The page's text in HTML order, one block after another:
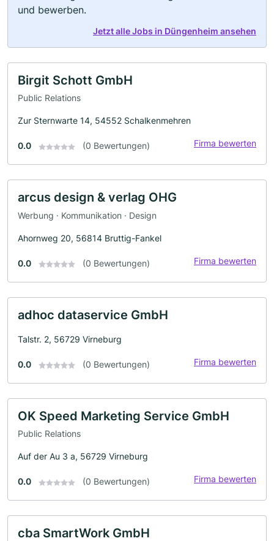
und bewerben.
Jetzt alle Jobs in Düngenheim ansehen
Birgit Schott GmbH
Public Relations
Zur Sternwarte 14, 54552 Schalkenmehren
0.0 (0 Bewertungen) Firma bewerten
arcus design & verlag OHG
Werbung · Kommunikation · Design
Ahornweg 20, 56814 Bruttig-Fankel
0.0 (0 Bewertungen) Firma bewerten
adhoc dataservice GmbH
Talstr. 2, 56729 Virneburg
0.0 (0 Bewertungen) Firma bewerten
OK Speed Marketing Service GmbH
Public Relations
Auf der Au 3 a, 56729 Virneburg
0.0 (0 Bewertungen) Firma bewerten
cba SmartWork GmbH